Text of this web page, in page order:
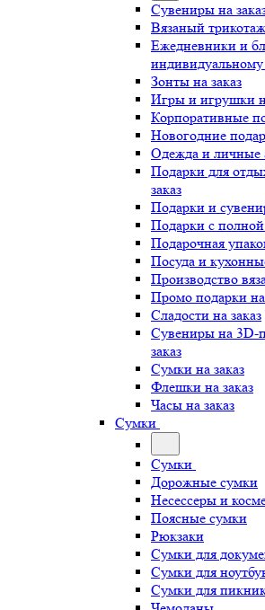
Сувениры на
Вязаный
Ежедневники и
Зонты на заказ
Игры и игрушки
Корпоративные
Новогодние
Одежда и личные
Подарки для
заказ
Подарки и
Подарки с полной
Подарочная
Посуда и
Производство
Промо подарки на
Сладости на заказ
Сувениры на 3D-
заказ
Сумки на заказ
Флешки на заказ
Часы на заказ
Сумки
Сумки
Дорожные сумки
Несессеры и
Поясные сумки
Рюкзаки
Сумки для
Сумки для
Сумки для